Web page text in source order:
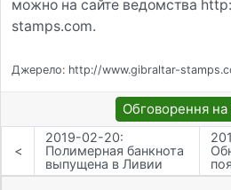
можно на сайте ведомства
stamps.com.
Джерело: http://www.gibraltar-
Обговорення на
<
2019-02-20:
Полимерная банкнота
выпущена в Ливии